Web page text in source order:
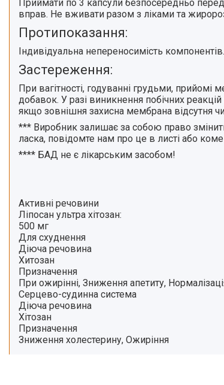
Приймати по 3 капсули безпосередньо
вправ. Не вживати разом з ліками та
Протипоказання:
Індивідуальна непереносимість компонентів.
Застереження:
При вагітності, годуванні грудьми,
добавок. У разі виникнення побічних
якщо зовнішня захисна мембрана відсутня
*** Виробник залишає за собою право
ласка, повідомте нам про це в листі або
**** БАД не є лікарським засобом!
Активні речовини
Ліпосан ультра хітозан:
500 мг
Для схуднення
Діюча речовина
Хитозан
Призначення
При ожирінні, Зниження апетиту,
Серцево-судинна система
Діюча речовина
Хітозан
Призначення
Зниження холестерину, Ожиріння